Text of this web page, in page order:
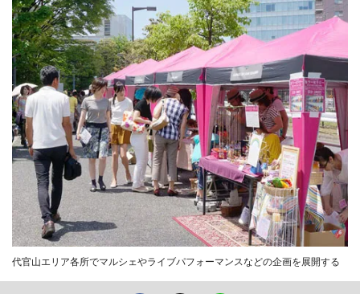
代官山エリア各所でマルシェやライブパフォーマンスなどの企画を展開する